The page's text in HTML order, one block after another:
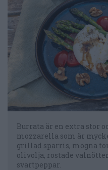
Burrata är en extra stor
mozzarella som är
grillad sparris, mogna
olivolja, rostade
svartpeppar.